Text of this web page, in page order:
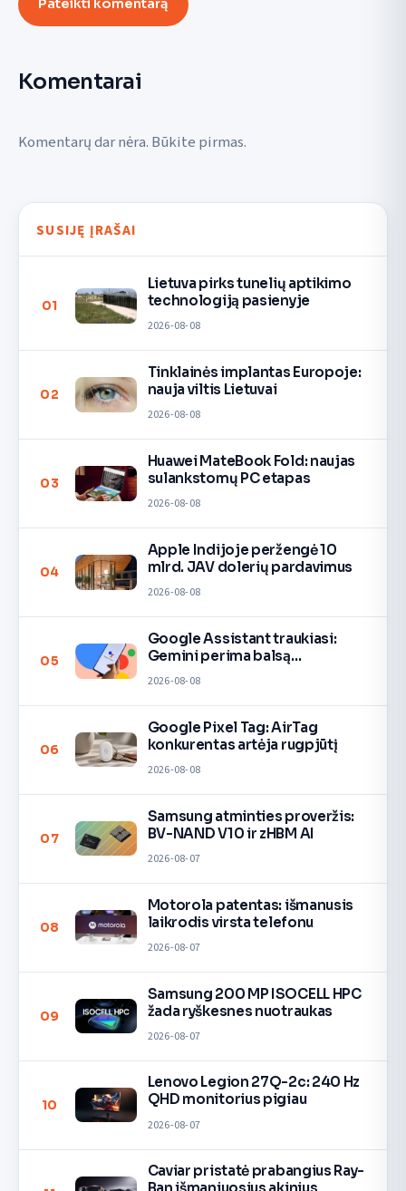
Pateikti komentarą
Komentarai
Komentarų dar nėra. Būkite pirmas.
SUSIJĘ ĮRAŠAI
01
Lietuva pirks tunelių aptikimo
technologiją pasienyje
2026-08-08
02
Tinklainės implantas Europoje:
nauja viltis Lietuvai
2026-08-08
03
Huawei MateBook Fold: naujas
sulankstomų PC etapas
2026-08-08
04
Apple Indijoje peržengė 10
mlrd. JAV dolerių pardavimus
2026-08-08
05
Google Assistant traukiasi:
Gemini perima balsą
2026-08-08
06
Google Pixel Tag: AirTag
konkurentas artėja rugpjūtį
2026-08-08
07
Samsung atminties proveržis:
BV-NAND V10 ir zHBM AI
2026-08-07
08
Motorola patentas: išmanusis
laikrodis virsta telefonu
2026-08-07
09
Samsung 200 MP ISOCELL HPC
žada ryškesnes nuotraukas
2026-08-07
10
Lenovo Legion 27Q-2c: 240 Hz
QHD monitorius pigiau
2026-08-07
Caviar pristatė prabangius Ray-